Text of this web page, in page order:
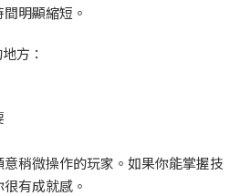
明顯縮短。
方：
稍微操作的玩家。如果你能掌握技
有成就感。